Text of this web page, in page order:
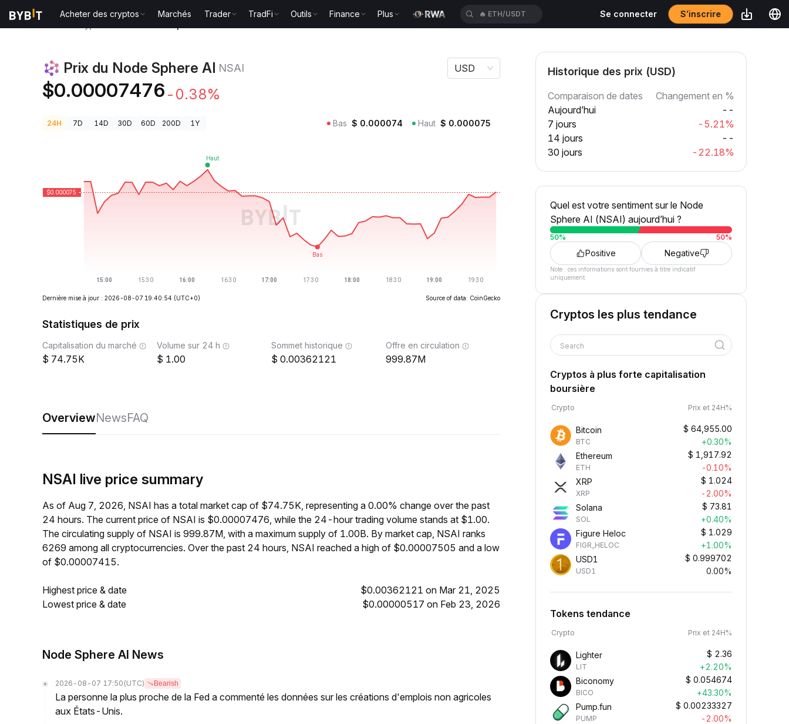
Acheter des cryptos Marchés Trader TradFi Outils Finance Plus 🔥 ETH/USDT Se connecter S’inscrire
Prix du Node Sphere AI NSAI
$0.00007476 -0.38%
USD
24H 7D 14D 30D 60D 200D 1Y Bas $ 0.000074 Haut $ 0.000075
Dernière mise à jour : 2026-08-07 19:40:54 (UTC+0) Source of data: CoinGecko
Statistiques de prix
Capitalisation du marché
74.75K
Volume sur 24 h
1.00
Sommet historique
0.00362121
Offre en circulation
999.87M
OverviewNewsFAQ
NSAI live price summary
As of Aug 7, 2026, NSAI has a total market cap of $74.75K, representing a 0.00% change over the past
24 hours. The current price of NSAI is $0.00007476, while the 24-hour trading volume stands at $1.00.
The circulating supply of NSAI is 999.87M, with a maximum supply of 1.00B. By market cap, NSAI ranks
6269 among all cryptocurrencies. Over the past 24 hours, NSAI reached a high of $0.00007505 and a low
of $0.00007415.
Highest price & date
$0.00362121 on Mar 21, 2025
Lowest price & date
$0.00000517 on Feb 23, 2026
Node Sphere AI News
2026-08-07 17:50 (UTC) Bearish
La personne la plus proche de la Fed a commenté les données sur les créations d'emplois non agricoles
aux États-Unis.
Historique des prix (USD)
Comparaison de dates
Changement en %
Aujourd’hui
--
7 jours
-5.21%
14 jours
--
30 jours
-22.18%
Quel est votre sentiment sur le Node
Sphere AI (NSAI) aujourd’hui ?
50% 50%
Positive Negative
Note : ces informations sont fournies à titre indicatif
uniquement.
Cryptos les plus tendance
Search
Cryptos à plus forte capitalisation
boursière
Crypto Prix et 24H%
Bitcoin
BTC
$ 64,955.00
+0.30%
Ethereum
ETH
$ 1,917.92
-0.10%
XRP
XRP
$ 1.024
-2.00%
Solana
SOL
$ 73.81
+0.40%
Figure Heloc
FIGR_HELOC
$ 1.029
+1.00%
USD1
USD1
$ 0.999702
0.00%
Tokens tendance
Crypto Prix et 24H%
Lighter
LIT
$ 2.36
+2.20%
Biconomy
BICO
$ 0.054674
+43.30%
Pump.fun
PUMP
$ 0.00233327
-2.00%